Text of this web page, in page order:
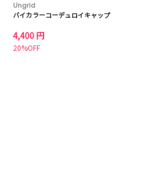
Ungrid
バイカラーコーデュロイキャップ
4,400 円
20%OFF